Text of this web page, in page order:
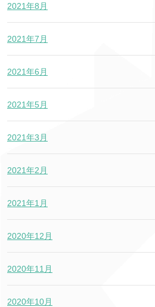
2021年8月
2021年7月
2021年6月
2021年5月
2021年3月
2021年2月
2021年1月
2020年12月
2020年11月
2020年10月